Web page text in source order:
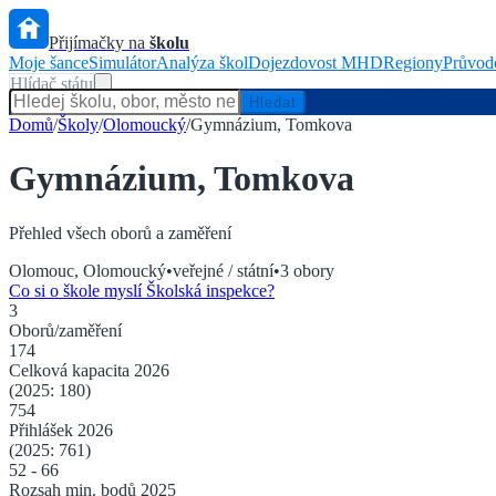
Přijímačky na školu
Moje šanceSimulátorAnalýza školDojezdovost MHDRegiony
Hlídač státu
Hledat
Domů/Školy/Olomoucký/Gymnázium, Tomkova
Gymnázium, Tomkova
Přehled všech oborů a zaměření
Olomouc, Olomoucký•veřejné / státní•3 obory
Co si o škole myslí Školská inspekce?
3
Oborů/zaměření
174
Celková kapacita 2026
(2025: 180)
754
Přihlášek 2026
(2025: 761)
52 - 66
Rozsah min. bodů 2025